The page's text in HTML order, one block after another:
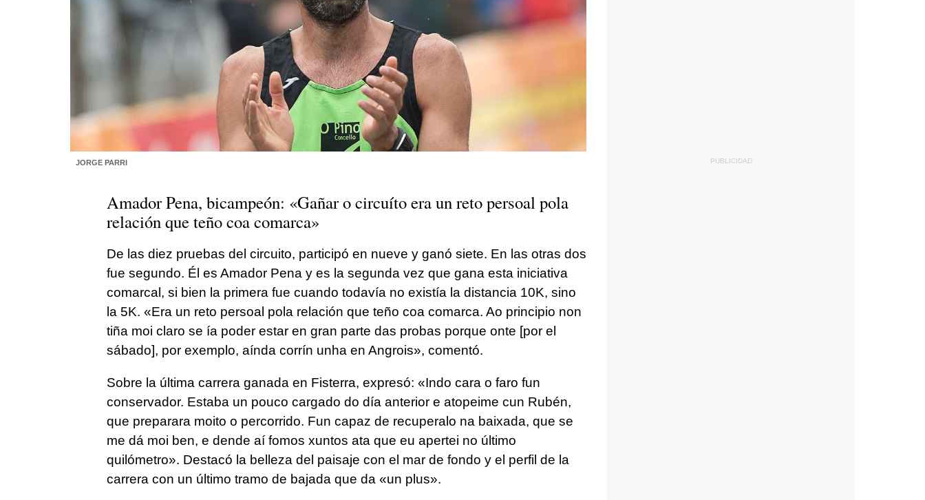
JORGE PARRI
Amador Pena, bicampeón: «Gañar o circuíto era un reto persoal pola
relación que teño coa comarca»
De las diez pruebas del circuito, participó en nueve y ganó siete. En las otras dos
fue segundo. Él es Amador Pena y es la segunda vez que gana esta iniciativa
comarcal, si bien la primera fue cuando todavía no existía la distancia 10K, sino
la 5K. «Era un reto persoal pola relación que teño coa comarca. Ao principio non
tiña moi claro se ía poder estar en gran parte das probas porque onte [por el
sábado], por exemplo, aínda corrín unha en Angrois», comentó.
Sobre la última carrera ganada en Fisterra, expresó: «Indo cara o faro fun
conservador. Estaba un pouco cargado do día anterior e atopeime cun Rubén,
que preparara moito o percorrido. Fun capaz de recuperalo na baixada, que se
me dá moi ben, e dende aí fomos xuntos ata que eu apertei no último
quilómetro». Destacó la belleza del paisaje con el mar de fondo y el perfil de la
carrera con un último tramo de bajada que da «un plus».